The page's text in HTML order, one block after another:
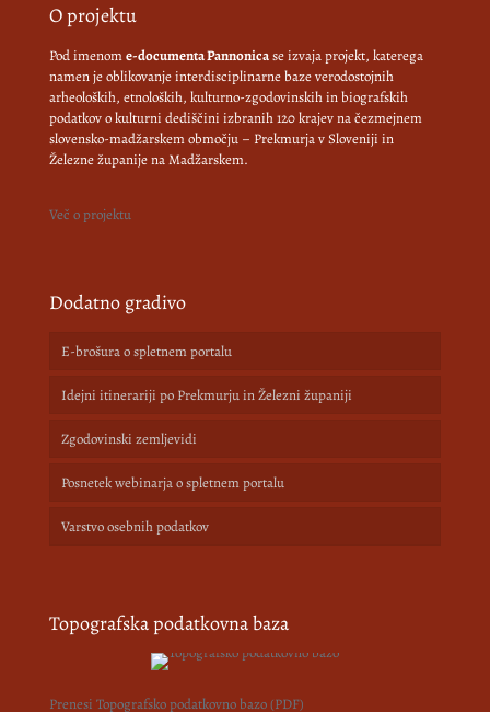
O projektu
Pod imenome-documenta Pannonicase izvaja projekt, katerega
namen je oblikovanje interdisciplinarne baze verodostojnih
arheoloških, etnoloških, kulturno-zgodovinskih in biografskih
podatkov o kulturni dediščini izbranih 120 krajev na čezmejnem
slovensko-madžarskem območju – Prekmurja v Sloveniji in
Železne županije na Madžarskem.
Več o projektu
Dodatno gradivo
E-brošura o spletnem portalu
Idejni itinerariji po Prekmurju in Železni županiji
Zgodovinski zemljevidi
Posnetek webinarja o spletnem portalu
Varstvo osebnih podatkov
Topografska podatkovna baza
Prenesi Topografsko podatkovno bazo (PDF)